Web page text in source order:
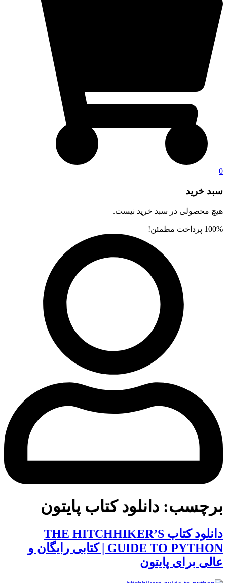
0
سبد خرید
هیچ محصولی در سبد خرید نیست.
100% پرداخت مطمئن!
برچسب: دانلود کتاب پایتون
دانلود کتاب THE HITCHHIKER’S
GUIDE TO PYTHON | کتابی رایگان و
عالی برای پایتون